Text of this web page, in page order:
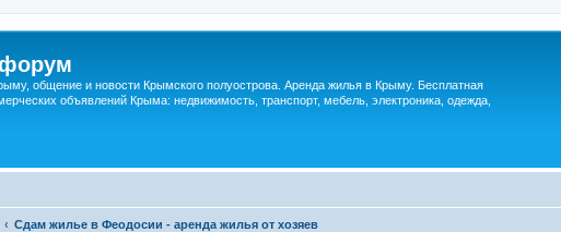
общение и новости Крымского полуострова. Аренда жилья в Крыму. Бесплатная
объявлений Крыма: недвижимость, транспорт, мебель, электроника, одежда,
Сдам жилье в Феодосии - аренда жилья от хозяев